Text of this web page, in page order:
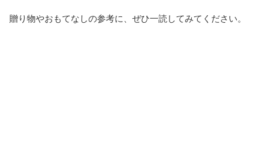
贈り物やおもてなしの参考に、ぜひ一読してみてください。